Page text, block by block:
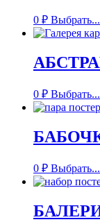
0 ₽ Выбрать...
0 ₽ Выбрать...
0 ₽ Выбрать...